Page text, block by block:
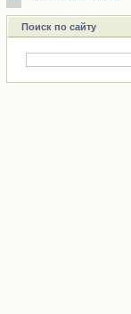
Поиск по сайту